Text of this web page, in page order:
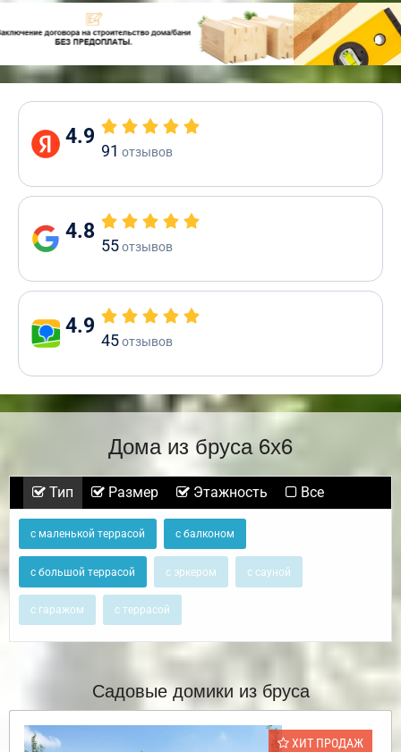
4.9
91 отзывов
4.8
55отзывов
4.9
45отзывов
Дома из бруса 6х6
Тип Размер Этажность Все
с маленькой террасой с балконом
с большой террасой с эркером с сауной
с гаражом с террасой
Садовые домики из бруса
ХИТ ПРОДАЖ